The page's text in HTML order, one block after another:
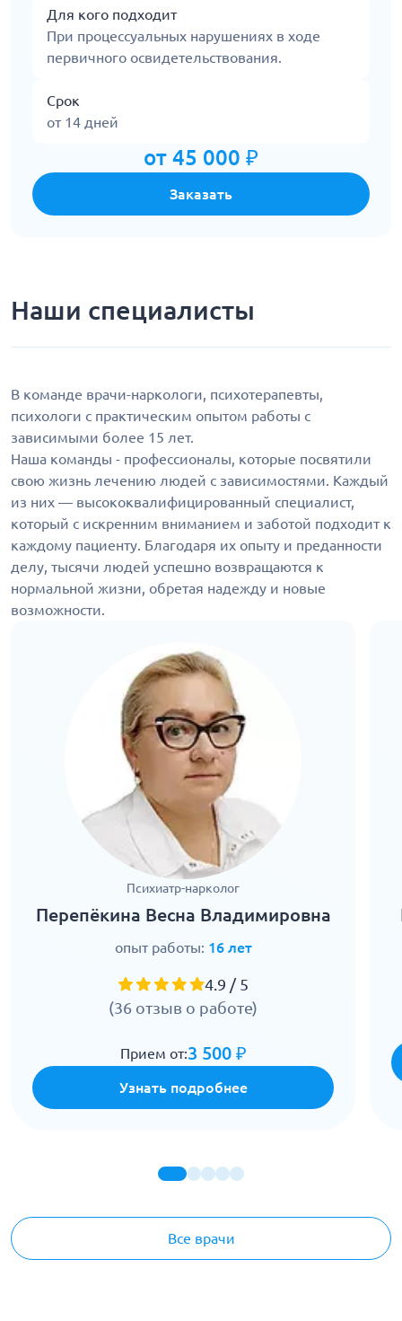
Для кого подходит
При процессуальных нарушениях в ходе
первичного освидетельствования.
Срок
от 14 дней
от 45 000 ₽
Заказать
Наши специалисты
В команде врачи-наркологи, психотерапевты,
психологи с практическим опытом работы с
зависимыми более 15 лет.
Наша команды - профессионалы, которые посвятили
свою жизнь лечению людей с зависимостями. Каждый
из них — высококвалифицированный специалист,
который с искренним вниманием и заботой подходит к
каждому пациенту. Благодаря их опыту и преданности
делу, тысячи людей успешно возвращаются к
нормальной жизни, обретая надежду и новые
возможности.
Все врачи
Психиатр-нарколог
Перепёкина Весна Владимировна
опыт работы: 16 лет
4.9 / 5
(36 отзыв о работе)
Прием от:3 500 ₽
Узнать подробнее